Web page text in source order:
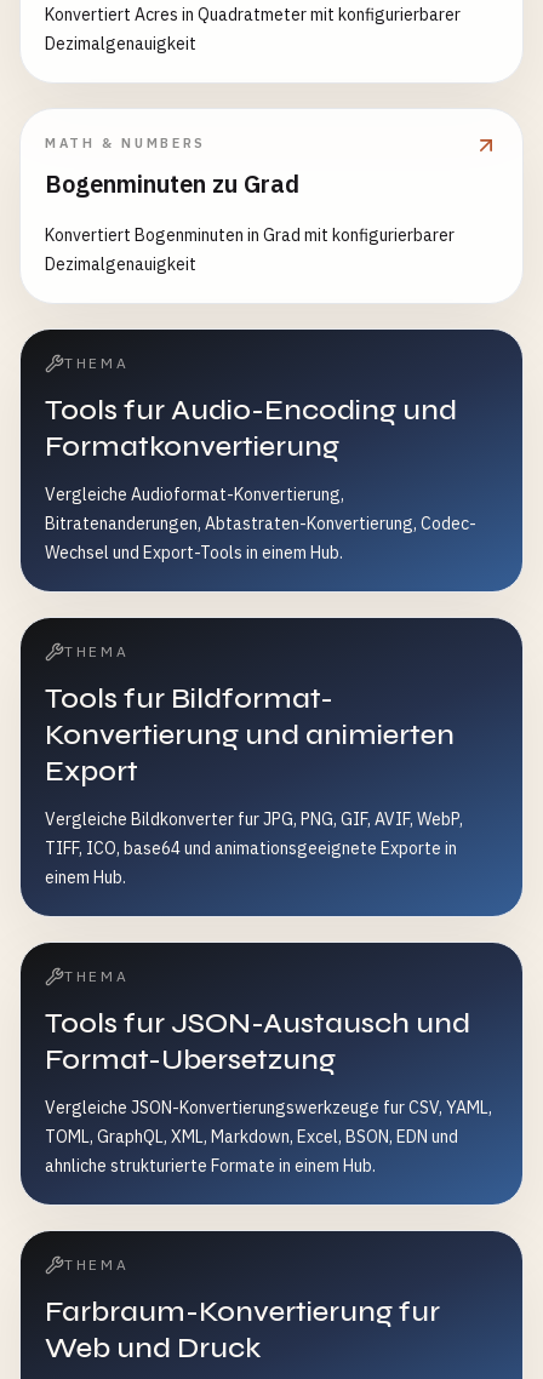
Konvertiert Acres in Quadratmeter mit konfigurierbarer
Dezimalgenauigkeit
MATH & NUMBERS
Bogenminuten zu Grad
Konvertiert Bogenminuten in Grad mit konfigurierbarer
Dezimalgenauigkeit
THEMA
Tools fur Audio-Encoding und
Formatkonvertierung
Vergleiche Audioformat-Konvertierung,
Bitratenanderungen, Abtastraten-Konvertierung, Codec-
Wechsel und Export-Tools in einem Hub.
THEMA
Tools fur Bildformat-
Konvertierung und animierten
Export
Vergleiche Bildkonverter fur JPG, PNG, GIF, AVIF, WebP,
TIFF, ICO, base64 und animationsgeeignete Exporte in
einem Hub.
THEMA
Tools fur JSON-Austausch und
Format-Ubersetzung
Vergleiche JSON-Konvertierungswerkzeuge fur CSV, YAML,
TOML, GraphQL, XML, Markdown, Excel, BSON, EDN und
ahnliche strukturierte Formate in einem Hub.
THEMA
Farbraum-Konvertierung fur
Web und Druck